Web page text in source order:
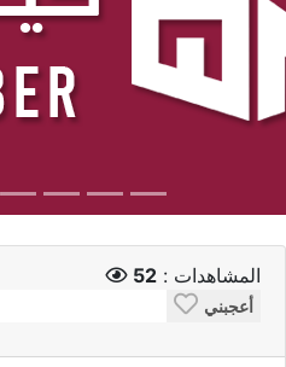
المشاهدات : 52
أعجبني